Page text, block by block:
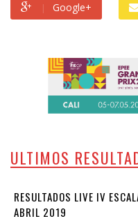
Google+
ULTIMOS
RESULTADOS LIVE IV
ABRIL 2019